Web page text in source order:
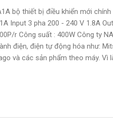
bộ thiết bị điều khiển mới
Input 3 pha 200 - 240 V 1.8A
r Công suất : 400W Công ty
điện, điện tự động hóa như:
và các sản phẩm theo máy. Vì
sách thanh toán : - Hàng có